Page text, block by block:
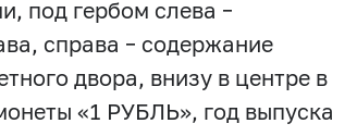
под гербом слева –
справа – содержание
двора, внизу в центре в
«1 РУБЛЬ», год выпуска